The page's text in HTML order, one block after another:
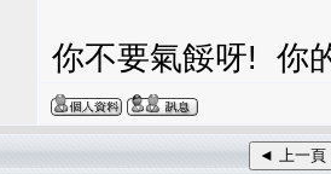
你不要氣餒呀! 你
◄ 上一頁